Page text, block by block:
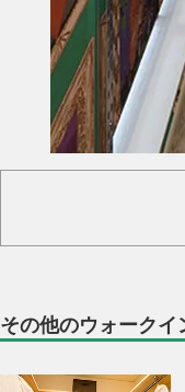
その他のウォーク